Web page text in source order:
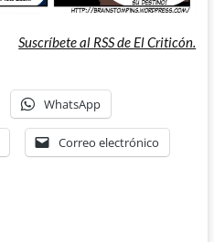
Suscríbete al RSS de El Criticón.
WhatsApp
Correo electrónico